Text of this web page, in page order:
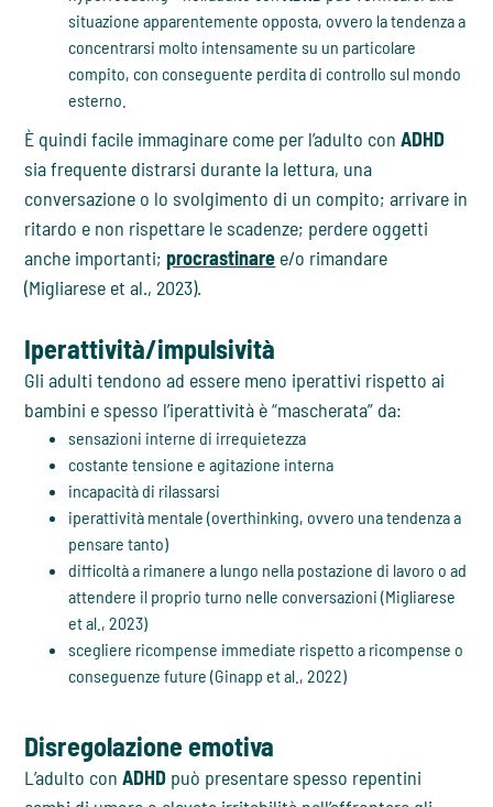
situazione apparentemente opposta, ovvero la tendenza a
concentrarsi molto intensamente su un particolare
compito, con conseguente perdita di controllo sul mondo
esterno.
È quindi facile immaginare come per l’adulto conADHD
sia frequente distrarsi durante la lettura, una
conversazione o lo svolgimento di un compito; arrivare in
ritardo e non rispettare le scadenze; perdere oggetti
anche importanti;procrastinare e/o rimandare
(Migliarese et al., 2023).
Iperattività/impulsività
Gli adulti tendono ad essere meno iperattivi rispetto ai
bambini e spesso l’iperattività è “mascherata” da:
sensazioni interne di irrequietezza
costante tensione e agitazione interna
incapacità di rilassarsi
iperattività mentale (overthinking, ovvero una tendenza a
pensare tanto)
difficoltà a rimanere a lungo nella postazione di lavoro o ad
attendere il proprio turno nelle conversazioni (Migliarese
et al., 2023)
scegliere ricompense immediate rispetto a ricompense o
conseguenze future (Ginapp et al., 2022)
Disregolazione emotiva
L’adulto conADHD può presentare spesso repentini